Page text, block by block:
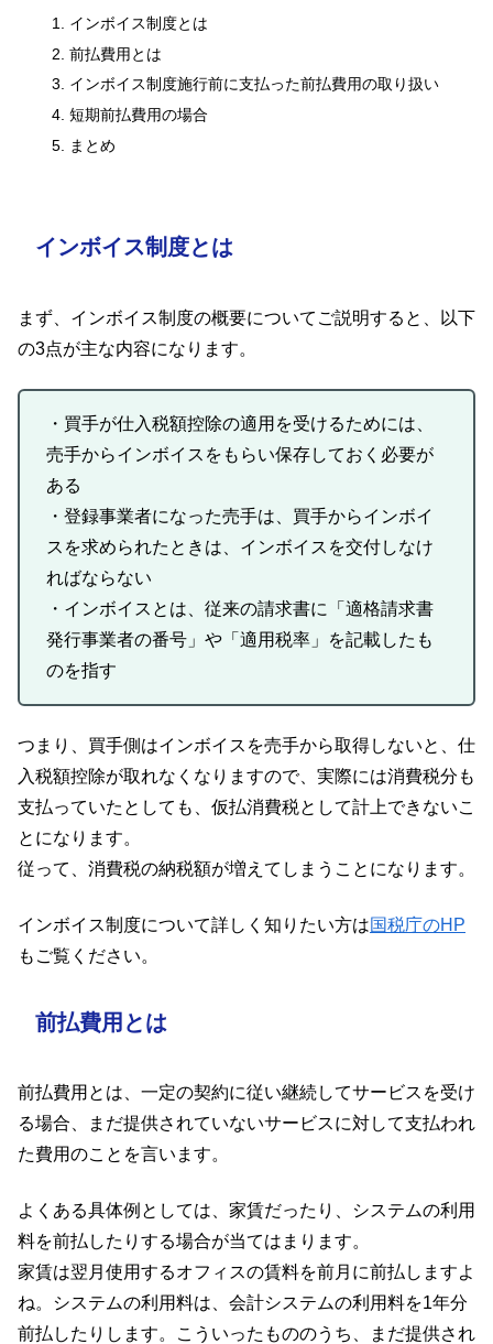
インボイス制度とは
前払費用とは
インボイス制度施行前に支払った前払費用の取り扱い
短期前払費用の場合
まとめ
インボイス制度とは
まず、インボイス制度の概要についてご説明すると、以下
の3点が主な内容になります。
・買手が仕入税額控除の適用を受けるためには、
売手からインボイスをもらい保存しておく必要が
ある
・登録事業者になった売手は、買手からインボイ
スを求められたときは、インボイスを交付しなけ
ればならない
・インボイスとは、従来の請求書に「適格請求書
発行事業者の番号」や「適用税率」を記載したも
のを指す
つまり、買手側はインボイスを売手から取得しないと、仕
入税額控除が取れなくなりますので、実際には消費税分も
支払っていたとしても、仮払消費税として計上できないこ
とになります。
従って、消費税の納税額が増えてしまうことになります。
インボイス制度について詳しく知りたい方は国税庁のHP
もご覧ください。
前払費用とは
前払費用とは、一定の契約に従い継続してサービスを受け
る場合、まだ提供されていないサービスに対して支払われ
た費用のことを言います。
よくある具体例としては、家賃だったり、システムの利用
料を前払したりする場合が当てはまります。
家賃は翌月使用するオフィスの賃料を前月に前払しますよ
ね。システムの利用料は、会計システムの利用料を1年分
前払したりします。こういったもののうち、まだ提供され